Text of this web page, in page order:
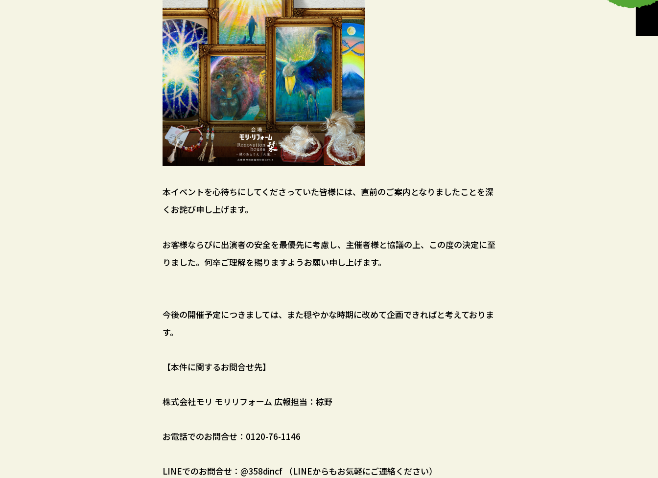
本イベントを心待ちにしてくださっていた皆様には、直前のご案内となりましたことを深
くお詫び申し上げます。
お客様ならびに出演者の安全を最優先に考慮し、主催者様と協議の上、この度の決定に至
りました。何卒ご理解を賜りますようお願い申し上げます。
今後の開催予定につきましては、また穏やかな時期に改めて企画できればと考えておりま
す。
【本件に関するお問合せ先】
株式会社モリ モリリフォーム 広報担当：椋野
お電話でのお問合せ：0120-76-1146
LINEでのお問合せ：@358dincf （LINEからもお気軽にご連絡ください）